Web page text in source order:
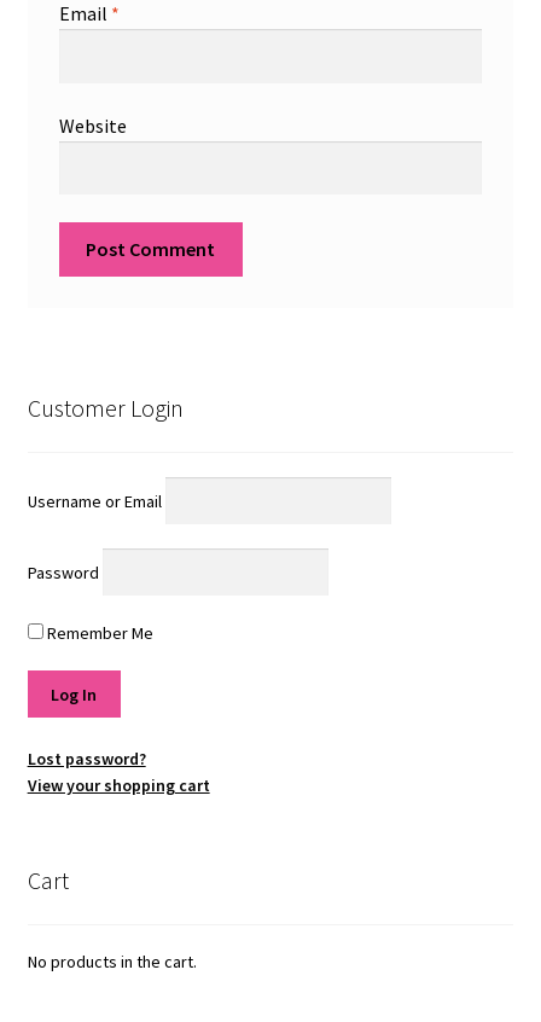
Email *
Website
Customer Login
Username or Email
Password
Remember Me
Lost password?
View your shopping cart
Cart
No products in the cart.